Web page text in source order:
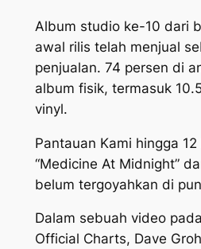
Album studio ke-10 dari
awal rilis telah menjual
penjualan. 74 persen di
album fisik, termasuk
vinyl.
Pantauan Kami hingga 12
“Medicine At Midnight”
belum tergoyahkan di
Dalam sebuah video pada
Official Charts, Dave